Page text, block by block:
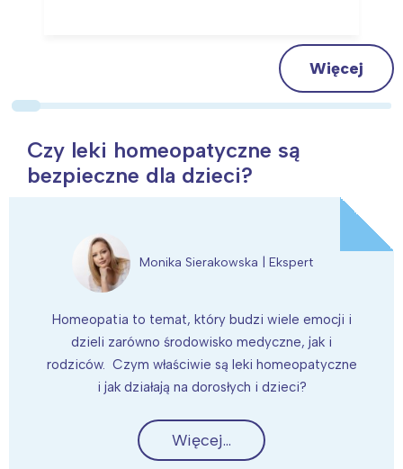
Więcej
Czy leki homeopatyczne są
bezpieczne dla dzieci?
Monika Sierakowska | Ekspert
Homeopatia to temat, który budzi wiele emocji i
dzieli zarówno środowisko medyczne, jak i
rodziców. Czym właściwie są leki homeopatyczne
i jak działają na dorosłych i dzieci?
Więcej...